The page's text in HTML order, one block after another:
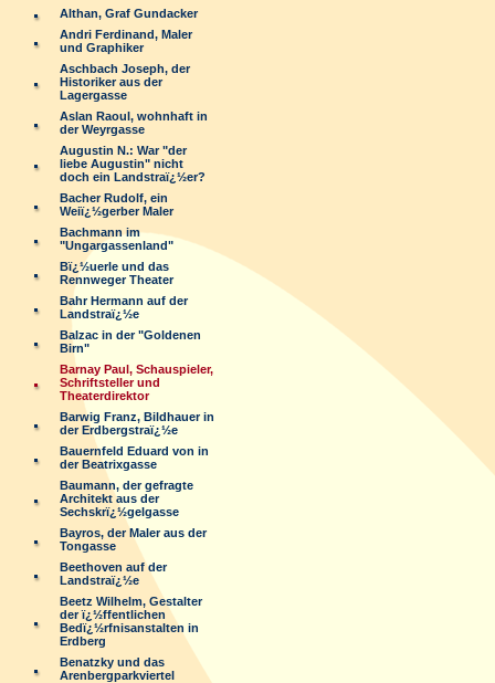
Althan, Graf Gundacker
Andri Ferdinand, Maler
und Graphiker
Aschbach Joseph, der
Historiker aus der
Lagergasse
Aslan Raoul, wohnhaft in
der Weyrgasse
Augustin N.: War "der
liebe Augustin" nicht
doch ein Landstraï¿½er?
Bacher Rudolf, ein
Weiï¿½gerber Maler
Bachmann im
"Ungargassenland"
Bï¿½uerle und das
Rennweger Theater
Bahr Hermann auf der
Landstraï¿½e
Balzac in der "Goldenen
Birn"
Barnay Paul, Schauspieler,
Schriftsteller und
Theaterdirektor
Barwig Franz, Bildhauer in
der Erdbergstraï¿½e
Bauernfeld Eduard von in
der Beatrixgasse
Baumann, der gefragte
Architekt aus der
Sechskrï¿½gelgasse
Bayros, der Maler aus der
Tongasse
Beethoven auf der
Landstraï¿½e
Beetz Wilhelm, Gestalter
der ï¿½ffentlichen
Bedï¿½rfnisanstalten in
Erdberg
Benatzky und das
Arenbergparkviertel